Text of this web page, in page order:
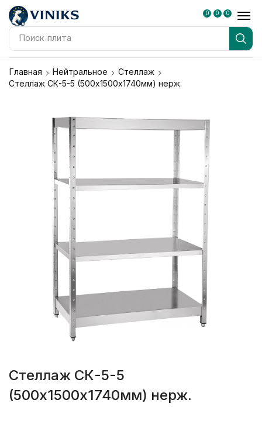
Поиск плита
0 0 0
Главная Нейтральное
Стеллаж
Стеллаж СК-5-5 (500х1500х1740мм) нерж.
Стеллаж СК-5-5
(500х1500х1740мм) нерж.